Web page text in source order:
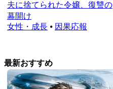
夫に捨てられた令嬢、復讐の
幕開け
女性・成長 ⦁ 因果応報
最新おすすめ